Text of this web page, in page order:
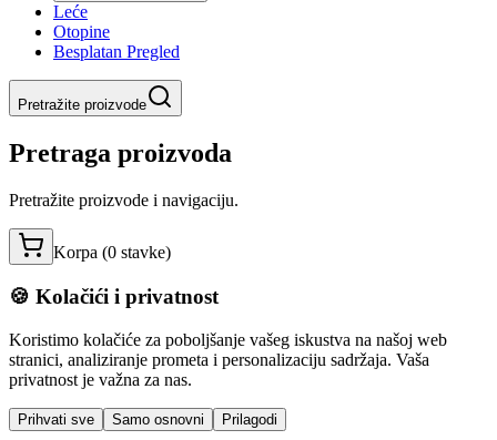
Leće
Otopine
Besplatan Pregled
Pretražite proizvode
Pretraga proizvoda
Pretražite proizvode i navigaciju.
Korpa (0 stavke)
🍪 Kolačići i privatnost
Koristimo kolačiće za poboljšanje vašeg iskustva na našoj web
stranici, analiziranje prometa i personalizaciju sadržaja. Vaša
privatnost je važna za nas.
Prihvati sve Samo osnovni Prilagodi